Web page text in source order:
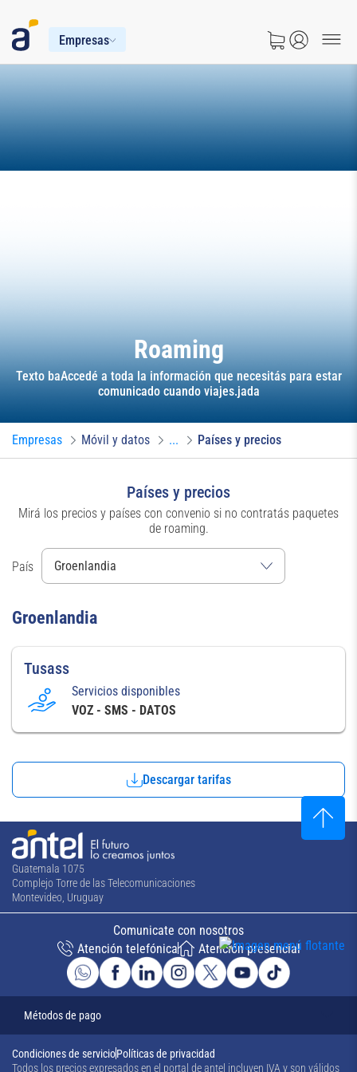
Empresas
Roaming
Texto baAccedé a toda la información que necesitás para estar
comunicado cuando viajes.jada
Empresas Móvil y datos ... Países y precios
Países y precios
Mirá los precios y países con convenio si no contratás paquetes
de roaming.
País
Groenlandia
Tusass
Servicios disponibles
VOZ - SMS - DATOS
Descargar tarifas
Guatemala 1075
Complejo Torre de las Telecomunicaciones
Montevideo, Uruguay
Comunicate con nosotros
Atención telefónica
Atención presencial
Métodos de pago
Todos los precios expresados en el portal de antel incluyen IVA y son válidos
Condiciones de servicioPolíticas de privacidad